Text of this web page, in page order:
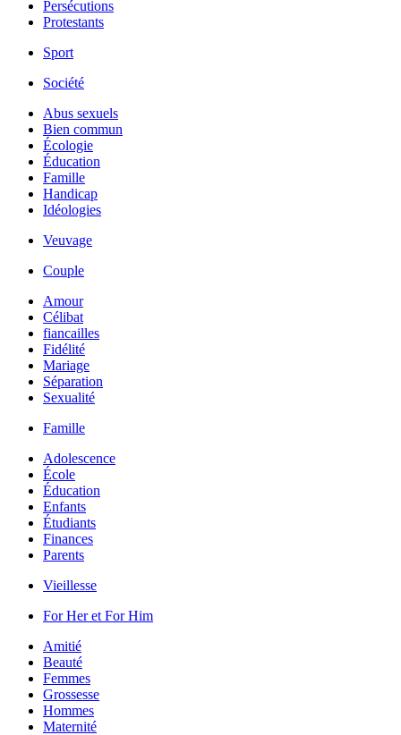
Persécutions
Protestants
Sport
Société
Abus sexuels
Bien commun
Écologie
Éducation
Famille
Handicap
Idéologies
Veuvage
Couple
Amour
Célibat
fiancailles
Fidélité
Mariage
Séparation
Sexualité
Famille
Adolescence
École
Éducation
Enfants
Étudiants
Finances
Parents
Vieillesse
For Her et For Him
Amitié
Beauté
Femmes
Grossesse
Hommes
Maternité